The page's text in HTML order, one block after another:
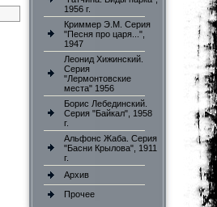
1956 г.
Криммер Э.М. Серия
"Песня про царя...",
1947
Леонид Хижинский.
Серия
"Лермонтовские
места" 1956
Борис Лебединский.
Серия "Байкал", 1958
г.
Альфонс Жаба. Серия
"Басни Крылова", 1911
г.
Архив
Прочее